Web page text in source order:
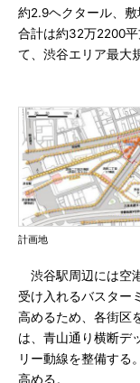
約2.9ヘクタール、
合計は約32万2200
て、渋谷エリア最大
計画地
渋谷駅周辺には空
受け入れるバスター
高めるため、各街区
は、青山通り横断デ
リー動線を整備する
高める。